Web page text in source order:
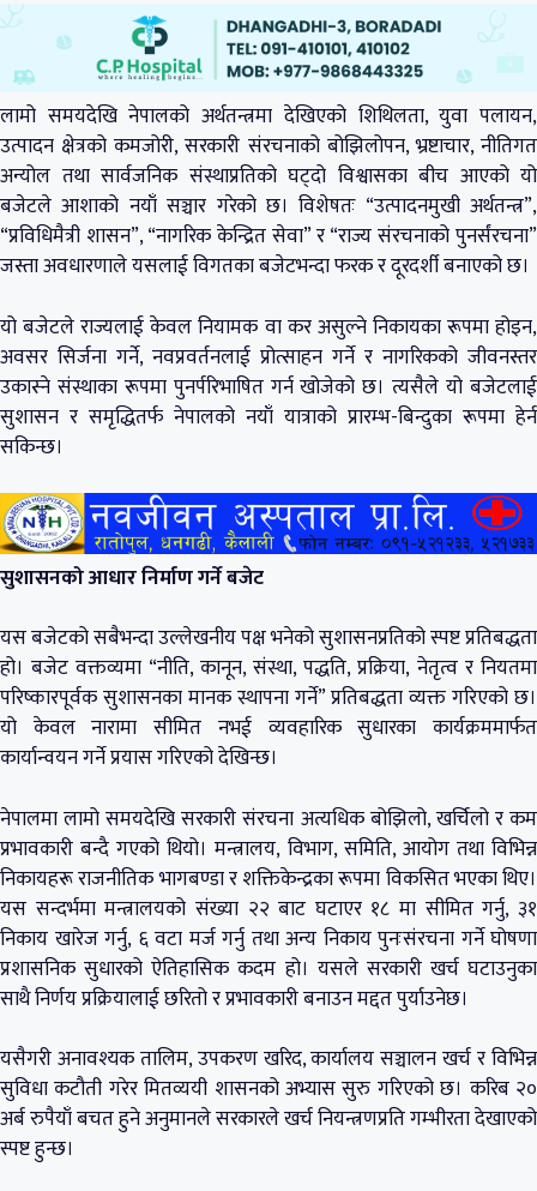
लामो समयदेखि नेपालको अर्थतन्त्रमा देखिएको शिथिलता, युवा पलायन,
उत्पादन क्षेत्रको कमजोरी, सरकारी संरचनाको बोझिलोपन, भ्रष्टाचार, नीतिगत
अन्योल तथा सार्वजनिक संस्थाप्रतिको घट्दो विश्वासका बीच आएको यो
बजेटले आशाको नयाँ सञ्चार गरेको छ। विशेषतः “उत्पादनमुखी अर्थतन्त्र”,
“प्रविधिमैत्री शासन”, “नागरिक केन्द्रित सेवा” र “राज्य संरचनाको पुनर्संरचना”
जस्ता अवधारणाले यसलाई विगतका बजेटभन्दा फरक र दूरदर्शी बनाएको छ।
यो बजेटले राज्यलाई केवल नियामक वा कर असुल्ने निकायका रूपमा होइन,
अवसर सिर्जना गर्ने, नवप्रवर्तनलाई प्रोत्साहन गर्ने र नागरिकको जीवनस्तर
उकास्ने संस्थाका रूपमा पुनर्परिभाषित गर्न खोजेको छ। त्यसैले यो बजेटलाई
सुशासन र समृद्धितर्फ नेपालको नयाँ यात्राको प्रारम्भ-बिन्दुका रूपमा हेर्न
सकिन्छ।
सुशासनको आधार निर्माण गर्ने बजेट
यस बजेटको सबैभन्दा उल्लेखनीय पक्ष भनेको सुशासनप्रतिको स्पष्ट प्रतिबद्धता
हो। बजेट वक्तव्यमा “नीति, कानून, संस्था, पद्धति, प्रक्रिया, नेतृत्व र नियतमा
परिष्कारपूर्वक सुशासनका मानक स्थापना गर्ने” प्रतिबद्धता व्यक्त गरिएको छ।
यो केवल नारामा सीमित नभई व्यवहारिक सुधारका कार्यक्रममार्फत
कार्यान्वयन गर्ने प्रयास गरिएको देखिन्छ।
नेपालमा लामो समयदेखि सरकारी संरचना अत्यधिक बोझिलो, खर्चिलो र कम
प्रभावकारी बन्दै गएको थियो। मन्त्रालय, विभाग, समिति, आयोग तथा विभिन्न
निकायहरू राजनीतिक भागबण्डा र शक्तिकेन्द्रका रूपमा विकसित भएका थिए।
यस सन्दर्भमा मन्त्रालयको संख्या २२ बाट घटाएर १८ मा सीमित गर्नु, ३१
निकाय खारेज गर्नु, ६ वटा मर्ज गर्नु तथा अन्य निकाय पुनःसंरचना गर्ने घोषणा
प्रशासनिक सुधारको ऐतिहासिक कदम हो। यसले सरकारी खर्च घटाउनुका
साथै निर्णय प्रक्रियालाई छरितो र प्रभावकारी बनाउन मद्दत पुर्याउनेछ।
यसैगरी अनावश्यक तालिम, उपकरण खरिद, कार्यालय सञ्चालन खर्च र विभिन्न
सुविधा कटौती गरेर मितव्ययी शासनको अभ्यास सुरु गरिएको छ। करिब २०
अर्ब रुपैयाँ बचत हुने अनुमानले सरकारले खर्च नियन्त्रणप्रति गम्भीरता देखाएको
स्पष्ट हुन्छ।